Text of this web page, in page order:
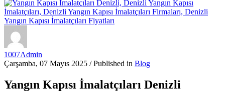
1007Admin
Çarşamba, 07 Mayıs 2025 /Published in Blog
Yangın Kapısı İmalatçıları Denizli